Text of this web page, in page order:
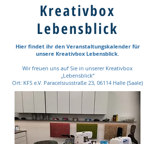
Kreativbox
Lebensblick
Hier findet ihr den Veranstaltungskalender für
unsere Kreativbox Lebensblick.
Wir freuen uns auf Sie in unserer Kreativbox
„Lebensblick“
Ort: KFS e.V. Paracelsiusstraße 23, 06114 Halle (Saale)